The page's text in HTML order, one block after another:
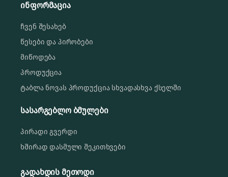
ინფორმაცია
ჩვენ შესახებ
წესები და პირობები
მიწოდება
პროდუქცია
ტაბლა ნოვას პროდუქცია სხვადასხვა ქსელში
სასარგებლო ბმულები
პირადი გვერდი
ხშირად დასმული შეკითხვები
გადახდის მეთოდი